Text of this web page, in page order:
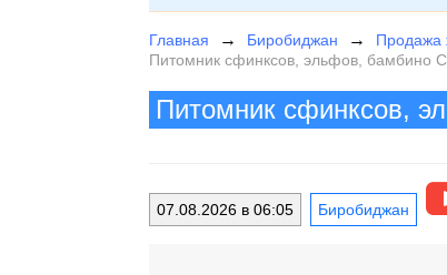
Главная Биробиджан Продажа
Питомник сфинксов, эльфов, бамбино
Питомник сфинксов,
07.08.2026 в 06:05 Биробиджан